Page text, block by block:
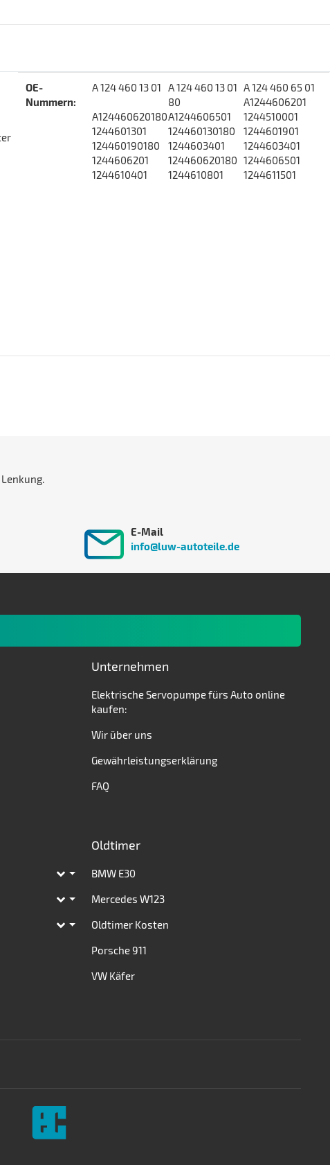
Produkteigenschaft
Wert
OE-
Nummern‍:
A 124 460 13 01
A 124 460 13 01
80
A 124 460 65 01
A1244606201
A124460620180A1244606501
1244510001
1244601301
124460130180
1244601901
124460190180
1244603401
1244603401
1244606201
124460620180 1244606501
1244610401
1244610801 1244611501
E-Mail
info@luw-autoteile.de
Unternehmen
Elektrische Servopumpe fürs Auto online
kaufen:
Wir über uns
Gewährleistungserklärung
FAQ
Toggle subpages
Toggle subpages
Toggle subpages
Oldtimer
BMW E30
Mercedes W123
Oldtimer Kosten
Porsche 911
VW Käfer